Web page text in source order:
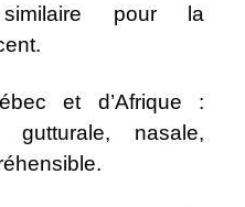
pour la
et d’Afrique :
gutturale, nasale,